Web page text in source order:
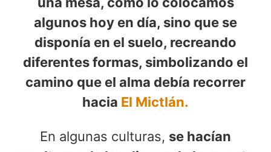
algunos hoy en día, sino que se
disponía en el suelo, recreando
diferentes formas, simbolizando el
camino que el alma debía recorrer
hacia El Mictlán.
En algunas culturas, se hacían